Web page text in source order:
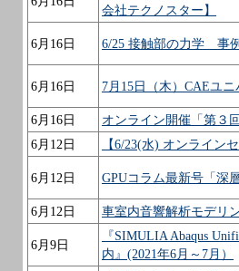
会社テクノスター】
6月16日 6/25 接触部の力学 事
6月16日 7月15日（木）CAEユ
6月16日
オンライン開催「第３
6月12日
【6/23(水) オンライン
6月12日 GPUコラム最新号「深
6月12日 車室内音響解析モデリ
6月9日
『SIMULIA Abaqus
内』(2021年6月～7月）